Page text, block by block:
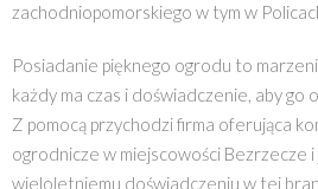
zachodniopomorskiego w tym w
Posiadanie pięknego ogrodu to
każdy ma czas i doświadczenie, aby go
Z pomocą przychodzi firma oferująca
ogrodnicze w miejscowości Bezrzecze
wieloletniemu doświadczeniu w tej